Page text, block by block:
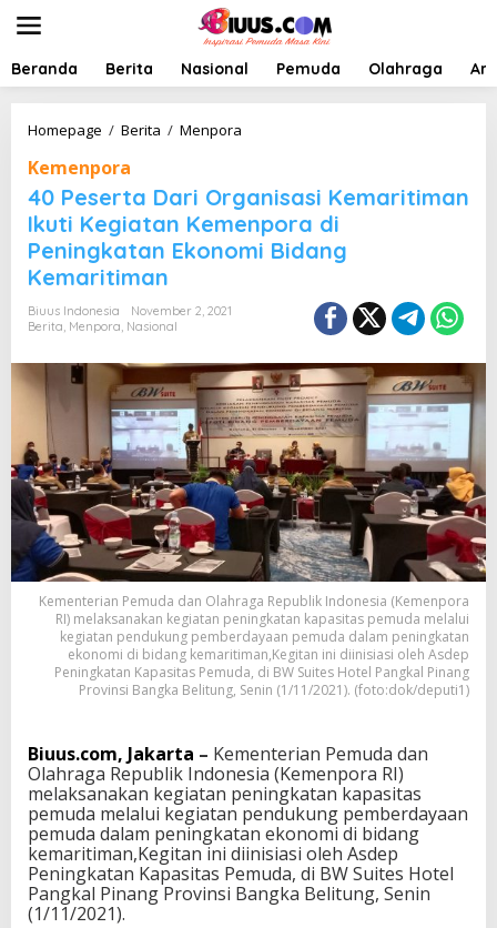
t
Beranda Berita Nasional Pemuda Olahraga
Homepage / Berita / Menpora
e
s
e
r
i
O
r
g
a
n
i
s
s
K
e
m
a
r
i
m
a
n
I
k
u
t
i
Kemenpora
40 Peserta Dari Organisasi Kemaritiman
Ikuti Kegiatan Kemenpora di
Peningkatan Ekonomi Bidang
Kemaritiman
Biuus Indonesia
November 2, 2021
Berita, Menpora, Nasional
Kementerian Pemuda dan Olahraga Republik Indonesia (Kemenpora
RI) melaksanakan kegiatan peningkatan kapasitas pemuda melalui
kegiatan pendukung pemberdayaan pemuda dalam peningkatan
ekonomi di bidang kemaritiman,Kegitan ini diinisiasi oleh Asdep
Peningkatan Kapasitas Pemuda, di BW Suites Hotel Pangkal Pinang
Provinsi Bangka Belitung, Senin (1/11/2021). (foto:dok/deputi1)
Biuus.com, Jakarta – Kementerian Pemuda dan
Olahraga Republik Indonesia (Kemenpora RI)
melaksanakan kegiatan peningkatan kapasitas
pemuda melalui kegiatan pendukung pemberdayaan
pemuda dalam peningkatan ekonomi di bidang
kemaritiman,Kegitan ini diinisiasi oleh Asdep
Peningkatan Kapasitas Pemuda, di BW Suites Hotel
Pangkal Pinang Provinsi Bangka Belitung, Senin
(1/11/2021).